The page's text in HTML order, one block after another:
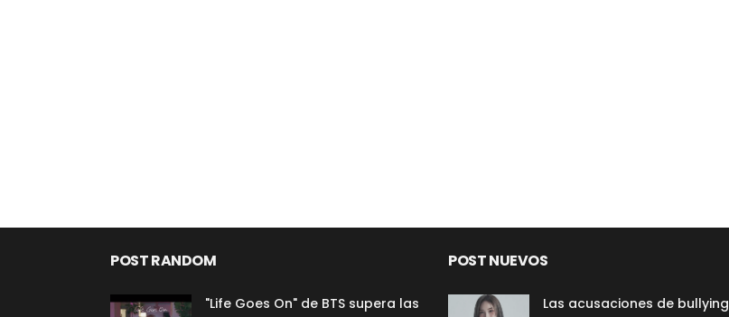
POST RANDOM
"Life Goes On" de BTS supera las
POST NUEVOS
Las acusaciones de bullying